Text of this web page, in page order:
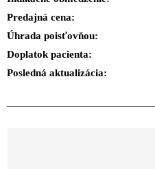
Predajná cena:
Úhrada poisťovňou:
Doplatok pacienta:
Posledná aktualizácia: